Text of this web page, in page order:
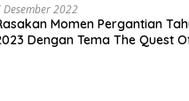
Desember 2022
Momen Pergantian
Dengan Tema The Quest